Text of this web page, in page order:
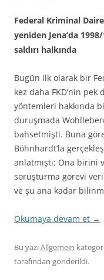
Federal Kriminal
yeniden Jena’da
saldırı halkında
Bugün ilk olarak bir
kez daha FKD’nin
yöntemleri hakkında
duruşmada
bahsetmişti. Buna
Böhnhardt’la
anlatmıştı: Ona birini
soruşturma görevi
ve şu ana kadar
Okumaya devam et →
Bu yazıAllgemein
tarafından gönderildi.